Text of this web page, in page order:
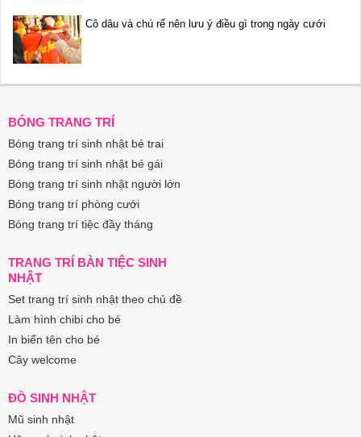
Cô dâu và chú rể nên lưu ý điều gì trong ngày cưới
BÓNG TRANG TRÍ
Bóng trang trí sinh nhật bé trai
Bóng trang trí sinh nhật bé gái
Bóng trang trí sinh nhật người lớn
Bóng trang trí phòng cưới
Bóng trang trí tiệc đầy tháng
TRANG TRÍ BÀN TIỆC SINH
NHẬT
Set trang trí sinh nhật theo chủ đề
Làm hình chibi cho bé
In biển tên cho bé
Cây welcome
ĐỒ SINH NHẬT
Mũ sinh nhật